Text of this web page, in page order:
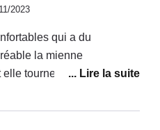
2023
qui a du
la mienne
tourne comme une